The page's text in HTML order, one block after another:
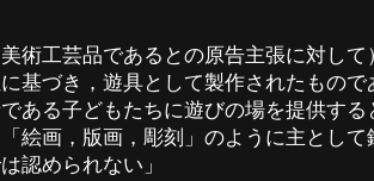
美術工芸品であるとの原告主張に対し
基づき，遊具として製作されたもの
ある子どもたちに遊びの場を提供す
絵画，版画，彫刻」のように主とし
認められない」